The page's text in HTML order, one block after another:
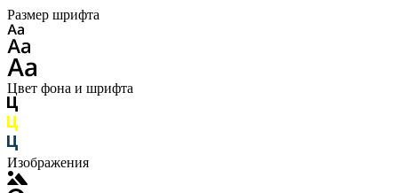
Размер шрифта
Цвет фона и шрифта
Изображения